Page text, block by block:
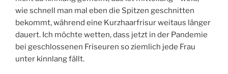
wie schnell man mal eben die Spitzen geschnitten
bekommt, während eine Kurzhaarfrisur weitaus länger
dauert. Ich möchte wetten, dass jetzt in der Pandemie
bei geschlossenen Friseuren so ziemlich jede Frau
unter kinnlang fällt.